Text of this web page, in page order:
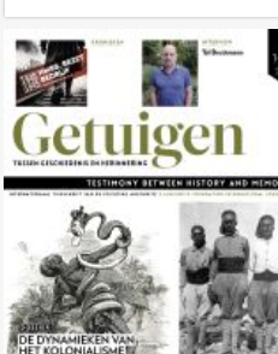
Nr. 142 (04/2026) De dynamieken
van het kolonialisme